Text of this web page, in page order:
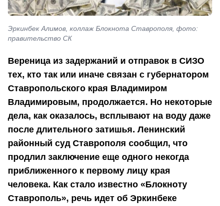
Эркинбек Алимов, коллаж Блокнота Ставрополя, фото:
правительство СК
Вереница из задержаний и отправок в СИЗО
тех, кто так или иначе связан с губернатором
Ставропольского края Владимиром
Владимировым, продолжается. Но некоторые
дела, как оказалось, всплывают на воду даже
после длительного затишья. Ленинский
районный суд Ставрополя сообщил, что
продлил заключение еще одного некогда
приближенного к первому лицу края
человека. Как стало известно «Блокноту
Ставрополь», речь идет об Эркинбеке